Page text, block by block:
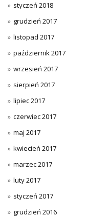
styczeń 2018
grudzień 2017
listopad 2017
październik 2017
wrzesień 2017
sierpień 2017
lipiec 2017
czerwiec 2017
maj 2017
kwiecień 2017
marzec 2017
luty 2017
styczeń 2017
grudzień 2016